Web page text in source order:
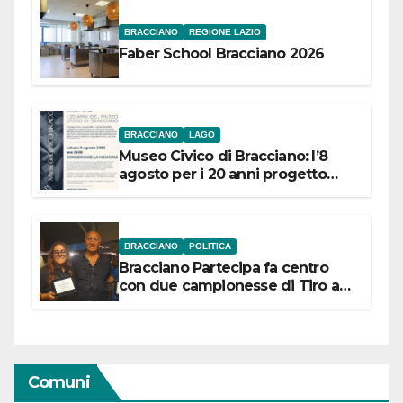
BRACCIANO REGIONE LAZIO
Faber School Bracciano 2026
BRACCIANO LAGO
Museo Civico di Bracciano: l’8
agosto per i 20 anni progetto
BRACCIANO POLITICA
Bracciano Partecipa fa centro
con due campionesse di Tiro a
Comuni